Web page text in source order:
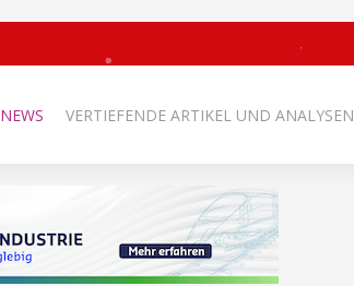
NEWS VERTIEFENDE ARTIKEL UND ANALYSEN